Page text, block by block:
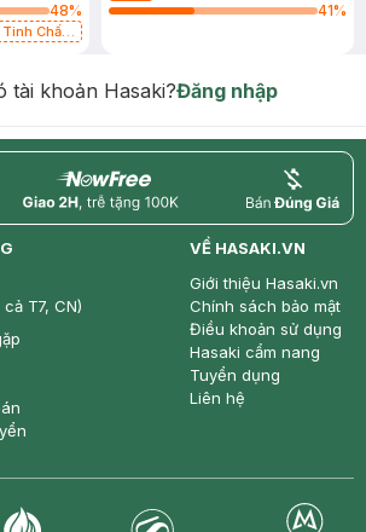
48%
Chất
41%
tài khoản Hasaki?Đăng nhập
nowfree price
T7, CN)
VỀ HASAKI.VN
Giới thiệu Hasaki.vn
Chính sách bảo mật
Điều khoản sử dụng
Hasaki cẩm nang
Tuyển dụng
Liên hệ